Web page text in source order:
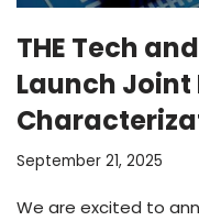
THE Tech
Launch Joint
September 21, 2025
We are excited to